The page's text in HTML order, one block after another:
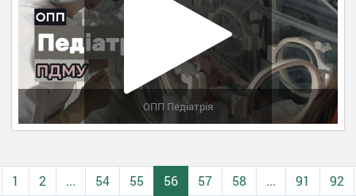
ОПП Педіатрія
1 2 ... 54 55 56 57 58 ... 91 92